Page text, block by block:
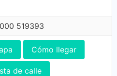
519393
Cómo llegar
de calle